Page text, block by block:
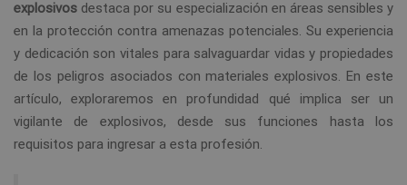
explosivos destaca por su especialización en áreas sensibles y
en la protección contra amenazas potenciales. Su experiencia
y dedicación son vitales para salvaguardar vidas y propiedades
de los peligros asociados con materiales explosivos. En este
artículo, exploraremos en profundidad qué implica ser un
vigilante de explosivos, desde sus funciones hasta los
requisitos para ingresar a esta profesión.